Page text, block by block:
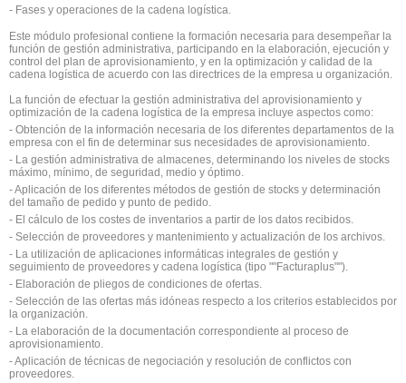
- Fases y operaciones de la cadena logística.
Este módulo profesional contiene la formación necesaria para desempeñar la
función de gestión administrativa, participando en la elaboración, ejecución y
control del plan de aprovisionamiento, y en la optimización y calidad de la
cadena logística de acuerdo con las directrices de la empresa u organización.
La función de efectuar la gestión administrativa del aprovisionamiento y
optimización de la cadena logística de la empresa incluye aspectos como:
- Obtención de la información necesaria de los diferentes departamentos de la
empresa con el fin de determinar sus necesidades de aprovisionamiento.
- La gestión administrativa de almacenes, determinando los niveles de stocks
máximo, mínimo, de seguridad, medio y óptimo.
- Aplicación de los diferentes métodos de gestión de stocks y determinación
del tamaño de pedido y punto de pedido.
- El cálculo de los costes de inventarios a partir de los datos recibidos.
- Selección de proveedores y mantenimiento y actualización de los archivos.
- La utilización de aplicaciones informáticas integrales de gestión y
seguimiento de proveedores y cadena logística (tipo ""Facturaplus"").
- Elaboración de pliegos de condiciones de ofertas.
- Selección de las ofertas más idóneas respecto a los criterios establecidos por
la organización.
- La elaboración de la documentación correspondiente al proceso de
aprovisionamiento.
- Aplicación de técnicas de negociación y resolución de conflictos con
proveedores.